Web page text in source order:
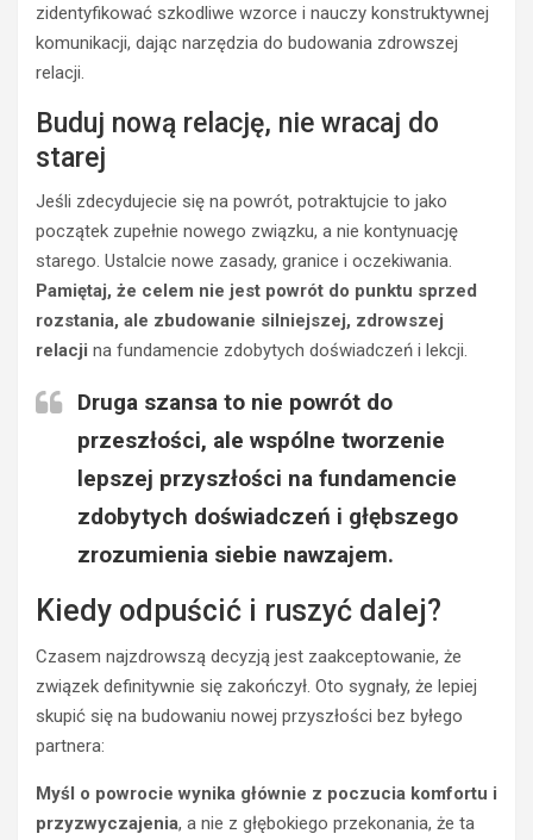
zidentyfikować szkodliwe wzorce i nauczy konstruktywnej
komunikacji, dając narzędzia do budowania zdrowszej
relacji.
Buduj nową relację, nie wracaj do
starej
Jeśli zdecydujecie się na powrót, potraktujcie to jako
początek zupełnie nowego związku, a nie kontynuację
starego. Ustalcie nowe zasady, granice i oczekiwania.
Pamiętaj, że celem nie jest powrót do punktu sprzed
rozstania, ale zbudowanie silniejszej, zdrowszej
relacji na fundamencie zdobytych doświadczeń i lekcji.
Druga szansa to nie powrót do
przeszłości, ale wspólne tworzenie
lepszej przyszłości na fundamencie
zdobytych doświadczeń i głębszego
zrozumienia siebie nawzajem.
Kiedy odpuścić i ruszyć dalej?
Czasem najzdrowszą decyzją jest zaakceptowanie, że
związek definitywnie się zakończył. Oto sygnały, że lepiej
skupić się na budowaniu nowej przyszłości bez byłego
partnera:
Myśl o powrocie wynika głównie z poczucia komfortu i
przyzwyczajenia, a nie z głębokiego przekonania, że ta